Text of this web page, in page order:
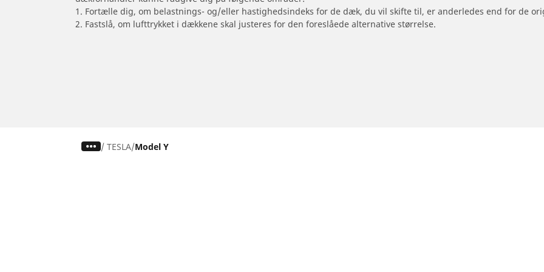
1. Fortælle dig, om belastnings- og/eller hastighedsindeks for de dæk, du vil skifte til, er anderledes end for de
2. Fastslå, om lufttrykket i dækkene skal justeres for den foreslåede alternative størrelse.
/ TESLA Model Y